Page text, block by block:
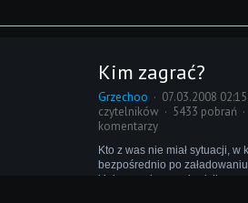
Kim zagrać?
Grzechoo
07.03.2008 02:15
czytelników
5433 pobrań
komentarzy
Kto z was nie miał sytuacji, w
bezpośrednio po
klubu, nagle przychodziła mu